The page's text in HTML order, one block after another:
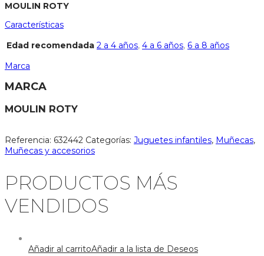
MOULIN ROTY
Características
Edad recomendada 2 a 4 años, 4 a 6 años, 6 a 8 años
Marca
MARCA
MOULIN ROTY
Referencia: 632442 Categorías: Juguetes infantiles, Muñecas,
Muñecas y accesorios
PRODUCTOS MÁS
VENDIDOS
Añadir al carritoAñadir a la lista de Deseos